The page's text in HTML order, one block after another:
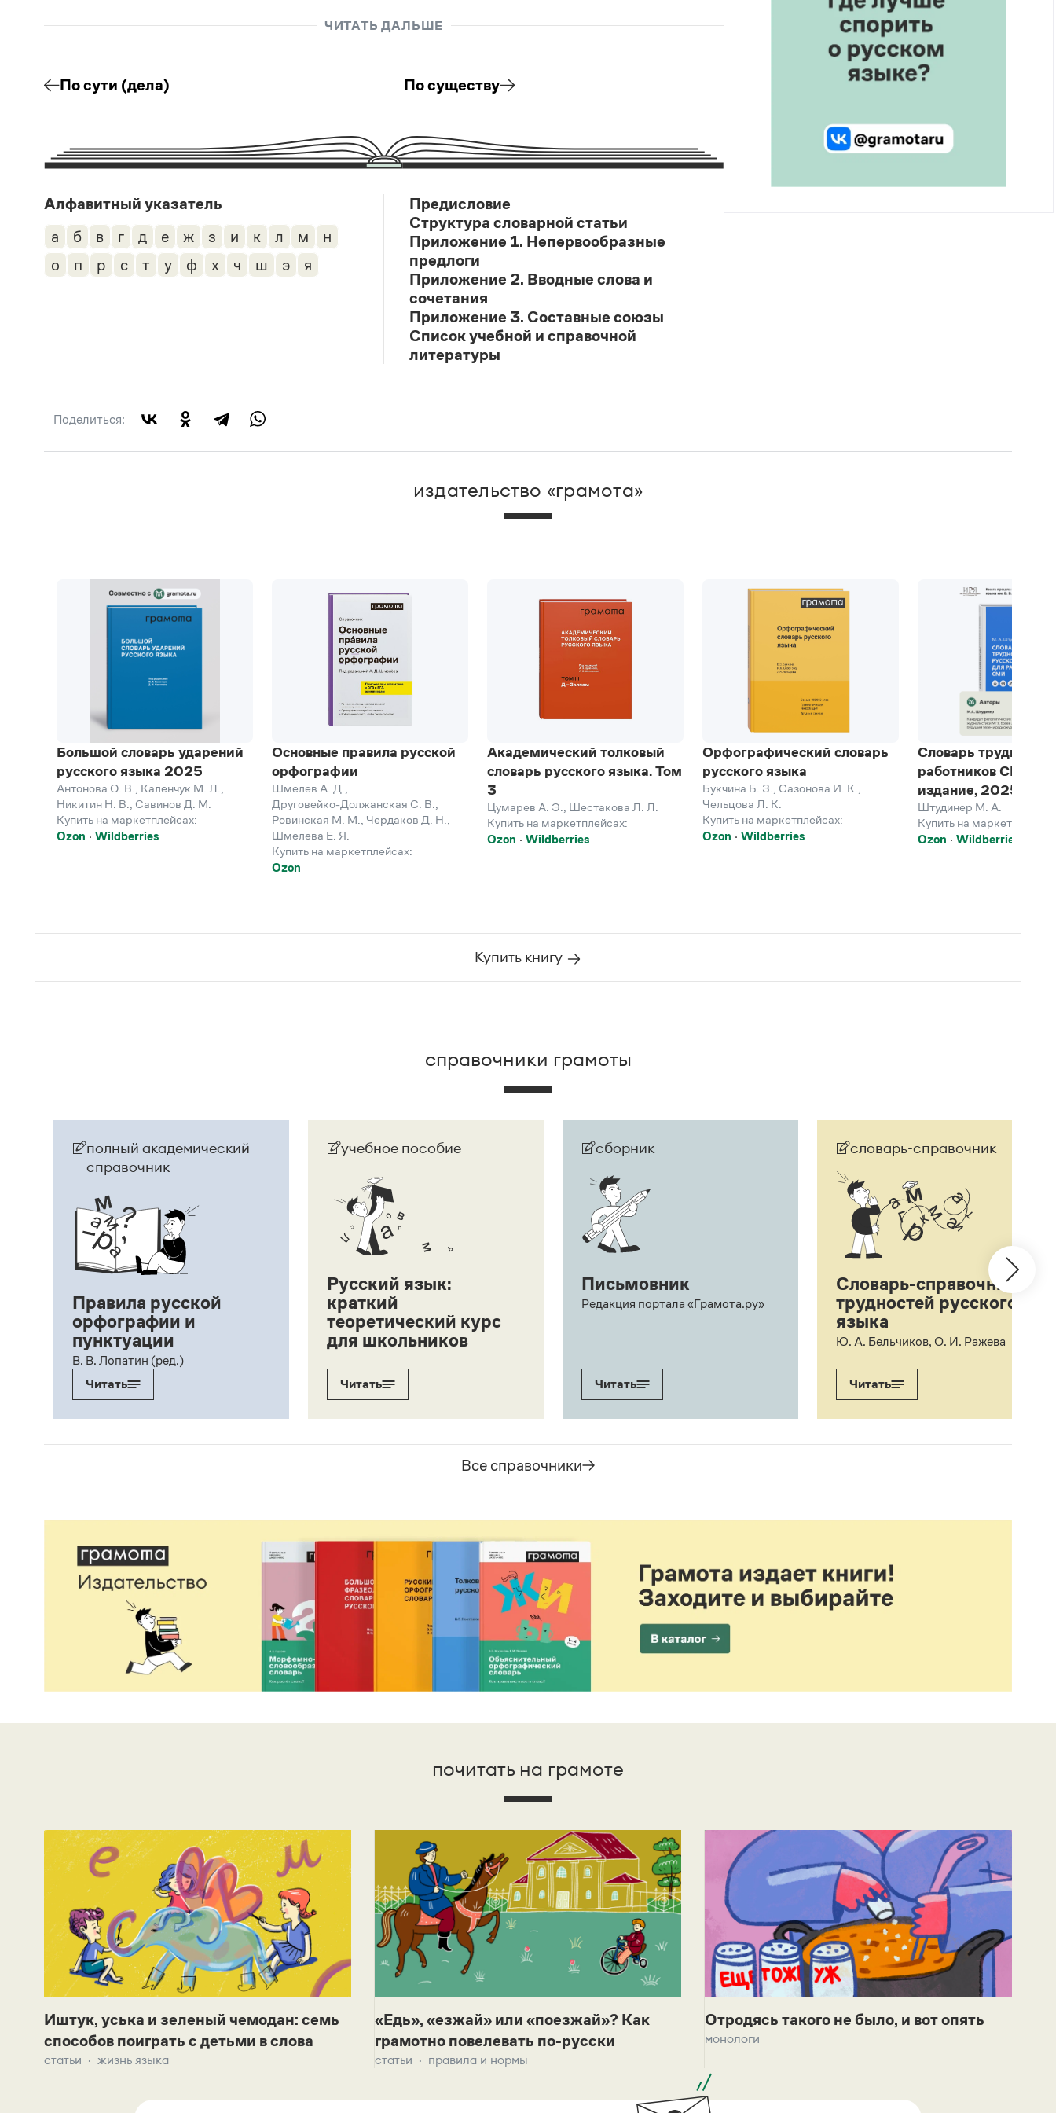
ЧИТАТЬ ДАЛЬШЕ
По сути (дела) По существу
Алфавитный указатель
а
б в г д е ж з и к л м
н
о
п р с т у ф х ч ш э я
Предисловие
Структура словарной статьи
Приложение 1. Непервообразные
предлоги
Приложение 2. Вводные слова и
сочетания
Приложение 3. Составные союзы
Список учебной и справочной
литературы
Поделиться:
издательство «грамота»
Большой словарь ударений
русского языка 2025
Антонова О. В. Каленчук М. Л.
Никитин Н. В.
Савинов Д. М.
Купить на маркетплейсах:
Ozon
Wildberries
Основные правила русской
орфографии
Шмелев А. Д.
Друговейко-Должанская С. В.
Ровинская М. М.
Чердаков Д. Н.
Шмелева Е. Я.
Купить на маркетплейсах:
Ozon
Академический толковый
словарь русского языка. Том
3
Цумарев А. Э.
Шестакова Л. Л.
Купить на маркетплейсах:
Ozon
Wildberries
Орфографический словарь
русского языка
Букчина Б. З. Сазонова И. К.
Чельцова Л. К.
Купить на маркетплейсах:
Ozon
Wildberries
Словарь
работников СМИ,
издание, 2025
Штудинер М. А.
Купить на
Ozon
Wildberries
Купить книгу
справочники грамоты
полный академический
справочник
Правила русской
орфографии и
пунктуации
В. В. Лопатин (ред.)
Читать
учебное пособие
Русский язык:
краткий
теоретический курс
для школьников
Читать
сборник
Письмовник
Редакция портала «Грамота.ру»
Читать
словарь-справочник
Словарь-справочник
трудностей русского
языка
Ю. А. Бельчиков, О. И. Ражева
Читать
Все справочники
почитать на грамоте
Иштук, уська и зеленый чемодан: семь
способов поиграть с детьми в слова
статьи жизнь языка
«Едь», «езжай» или «поезжай»? Как
грамотно повелевать по-русски
статьи правила и нормы
Отродясь такого не было, и вот опять
монологи